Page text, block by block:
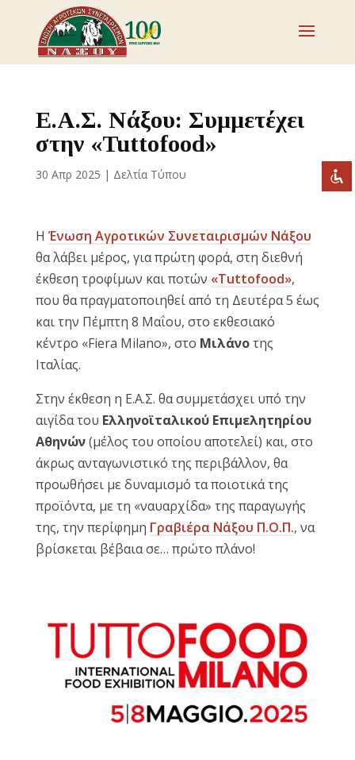
Επισημάνετε επικεφαλίδες
Σμίκρυνση
Μεγέθυνση
Μείωση γραμματοσειράς
spellcheck Ευανάγνωστη γραμματοσειρά
Έντονη αντίθεση
brightness_low Σκοτεινή αντίθεση
format_underlined Υπογράμμισε συνδέσμους
font_download Επισήμανση συνδέσμων
all
options
Ε.Α.Σ. Νάξου: Συμμετέχει
στην «Tuttofood»
30 Απρ 2025 | Δελτία Τύπου
Η Ένωση Αγροτικών Συνεταιρισμών Νάξου
θα λάβει μέρος, για πρώτη φορά, στη διεθνή
έκθεση τροφίμων και ποτών «Tuttofood»,
που θα πραγματοποιηθεί από τη Δευτέρα 5 έως
και την Πέμπτη 8 Μαΐου, στο εκθεσιακό
κέντρο «Fiera Milano», στο Μιλάνοτης
Ιταλίας.
Στην έκθεση η Ε.Α.Σ. θα συμμετάσχει υπό την
αιγίδα του Ελληνοϊταλικού Επιμελητηρίου
Αθηνών(μέλος του οποίου αποτελεί) και, στο
άκρως ανταγωνιστικό της περιβάλλον, θα
προωθήσει με δυναμισμό τα ποιοτικά της
προϊόντα, με τη «ναυαρχίδα» της παραγωγής
της, την περίφημη Γραβιέρα Νάξου Π.Ο.Π., να
βρίσκεται βέβαια σε… πρώτο πλάνο!